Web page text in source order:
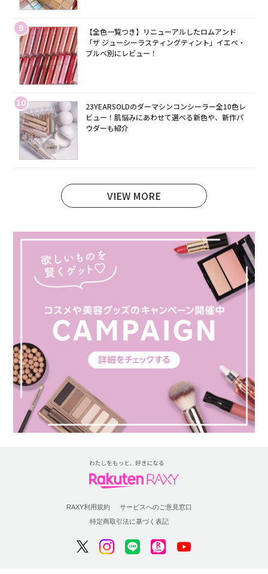
9
【全色一覧つき】リニューアルしたロムアンド
「ザ ジューシーラスティングティント」イエベ・
ブルベ別にレビュー！
10
23YEARSOLDのダーマシンコンシーラー全10色レ
ビュー！肌悩みにあわせて選べる新色や、新作パ
ウダーも紹介
VIEW MORE
RAXY利用規約
サービスへのご意見窓口
特定商取引法に基づく表記